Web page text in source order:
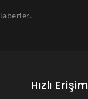
Hızlı Erişim